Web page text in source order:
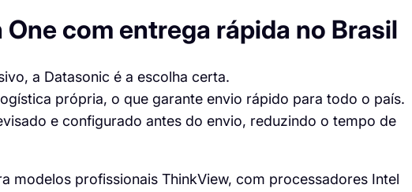
com entrega rápida no Brasil
a Datasonic é a escolha certa.
própria, o que garante envio rápido para todo o país.
e configurado antes do envio, reduzindo o tempo de
modelos profissionais ThinkView, com processadores Intel